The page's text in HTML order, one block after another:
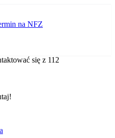
na NFZ
się z 112